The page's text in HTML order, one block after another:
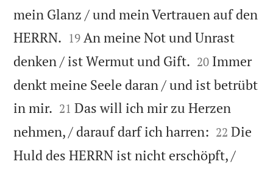
mein Glanz / und mein Vertrauen auf den
HERRN. 

19 An meine Not und Unrast
denken / ist Wermut und Gift. 

20 Immer
denkt meine Seele daran / und ist betrübt
in mir. 

21 Das will ich mir zu Herzen
nehmen, / darauf darf ich harren: 

22 Die
Huld des HERRN ist nicht erschöpft, /